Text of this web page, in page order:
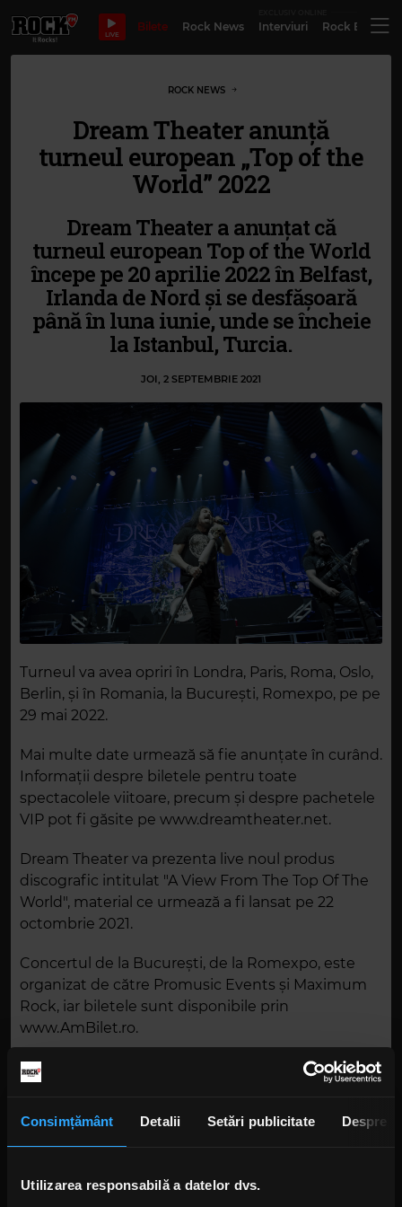
Consimțământ Detalii Setări publicitate Despre
Utilizarea responsabilă a datelor dvs.
LIVE
Bilete Rock News Interviuri Rock
ROCK NEWS
Dream Theater anunță
turneul european „Top of the
World” 2022
Dream Theater a anunțat că
turneul european Top of the World
începe pe 20 aprilie 2022 în Belfast,
Irlanda de Nord și se desfășoară
până în luna iunie, unde se încheie
la Istanbul, Turcia.
JOI, 2 SEPTEMBRIE 2021
Turneul va avea opriri în Londra, Paris, Roma, Oslo,
Berlin, și în Romania, la București, Romexpo, pe pe
29 mai 2022.
Mai multe date urmează să fie anunțate în curând.
Informații despre biletele pentru toate
spectacolele viitoare, precum și despre pachetele
VIP pot fi găsite pe www.dreamtheater.net.
Dream Theater va prezenta live noul produs
discografic intitulat "A View From The Top Of The
World", material ce urmează a fi lansat pe 22
octombrie 2021.
Concertul de la Bucureşti, de la Romexpo, este
organizat de către Promusic Events şi Maximum
Rock, iar biletele sunt disponibile prin
www.AmBilet.ro.
Preţul biletelor variază între 1.300 lei şi 159 lei, în
vânzare pe 3 septembrie, ora 10:00.